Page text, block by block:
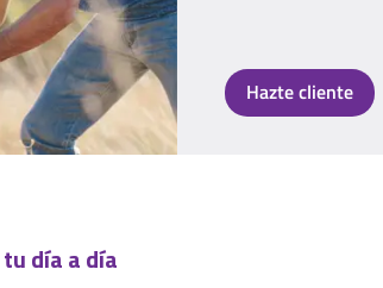
Hazte cliente
día a día